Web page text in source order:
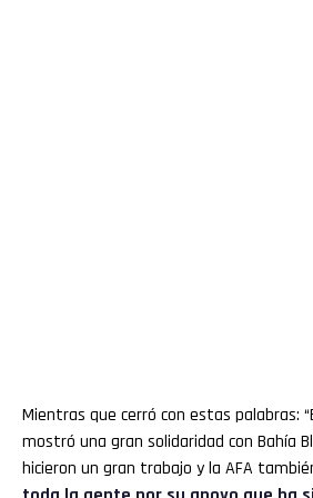
Mientras que cerró con estas palabras:
mostró una gran solidaridad con Bahía
hicieron un gran trabajo y la AFA